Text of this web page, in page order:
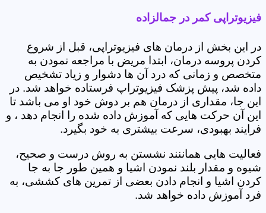
فیزیوتراپی کمر در جمالزاده
در این بخش از درمان های فیزیوتراپی، قبل از شروع
کردن پروسه درمان، ابتدا مریض با مراجعه نمودن به
متخصص و زمانی که درد آن ها دشوار و زیاد تشخیص
داده شد، پیش پزشک فیزیوتراپ فرستاده خواهد شد. در
این جا، مقداری از درمان هم بر دوش خود او می باشد تا
این آن حرکت هایی که آموزش داده شده را انجام دهد ، و
فرایند بهبودی، سرعت بیشتری به خود بگیرد.
فعالیت هایی هماننند نشستن به روش درست و صحیح،
شیوه و مقدار بلند نمودن اشیا و همین طور جا به جا
کردن اشیا و انجام دادن بعضی از تمرین های کششی، به
فرد آموزش داده خواهد شد.